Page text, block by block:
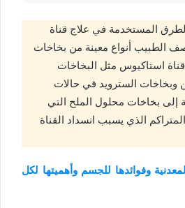
المستخدمة في علاج قناة
الطبيب أنواع معينة من بخاخات
استاكيوس مثل البخاخات
وبخاخات السترويد في حالات
إلى بخاخات محلول الملح التي
الذي يسبب انسداد القناة
المعدنية وفوائدها للجسم وأهميتها لكل